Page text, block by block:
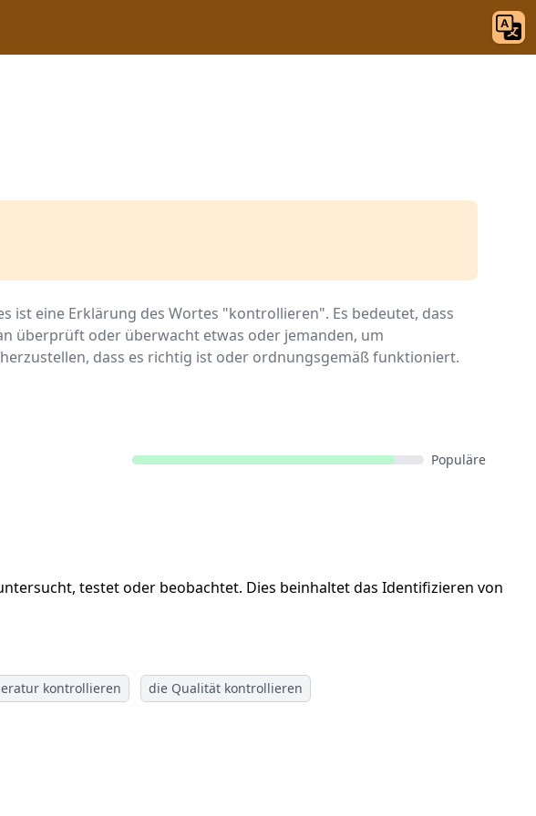
ist eine Erklärung des Wortes "kontrollieren". Es bedeutet, dass
überprüft oder überwacht etwas oder jemanden, um
dass es richtig ist oder ordnungsgemäß funktioniert.
Populäre
testet oder beobachtet. Dies beinhaltet das Identifizieren von
kontrollieren die Qualität kontrollieren